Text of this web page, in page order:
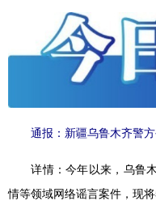
通报：新疆乌鲁木齐警
详情：今年以来，乌鲁
情等领域网络谣言案件，现